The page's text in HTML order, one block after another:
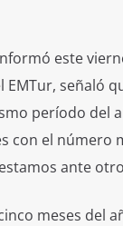
este
señaló
período del
con el número
ante
meses del